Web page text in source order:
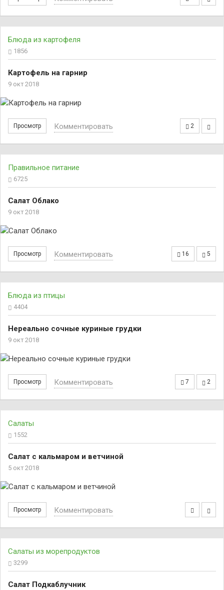
Блюда из картофеля
1856
Картофель на гарнир
9 окт 2018
Просмотр 2
Комментировать
Правильное питание
6725
Салат Облако
9 окт 2018
Просмотр 16 5
Комментировать
Блюда из птицы
4404
Нереально сочные куриные грудки
9 окт 2018
Просмотр 7 2
Комментировать
Салаты
1552
Салат с кальмаром и ветчиной
5 окт 2018
Просмотр Комментировать
Салаты из морепродуктов
3299
Салат Подкаблучник